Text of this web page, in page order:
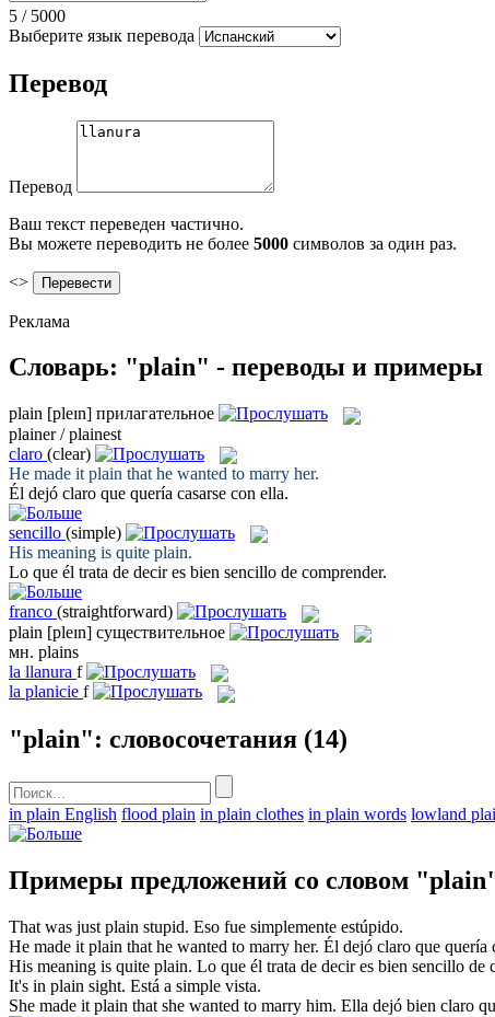
5 / 5000
Выберите язык перевода
Перевод
Перевод
Ваш текст переведен частично.
Вы можете переводить не более 5000 символов за один раз.
<>
Реклама
Словарь: "plain" - переводы и примеры
plain [pleɪn] прилагательное
plainer / plainest
claro (clear)
He made it plain that he wanted to marry her.
Él dejó claro que quería casarse con ella.
sencillo (simple)
His meaning is quite plain.
Lo que él trata de decir es bien sencillo de comprender.
franco (straightforward)
plain [pleɪn] существительное
мн. plains
la llanura f
la planicie f
"plain": словосочетания (14)
in plain English flood plain in plain clothes in plain words lowland
Примеры предложений со словом
That was just plain stupid. Eso fue simplemente estúpido.
He made it plain that he wanted to marry her. Él dejó claro que quería
His meaning is quite plain. Lo que él trata de decir es bien sencillo de
It's in plain sight. Está a simple vista.
She made it plain that she wanted to marry him. Ella dejó bien claro